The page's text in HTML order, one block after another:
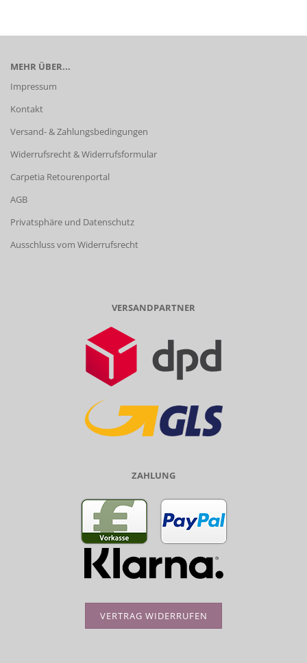
MEHR ÜBER...
Impressum
Kontakt
Versand- & Zahlungsbedingungen
Widerrufsrecht & Widerrufsformular
Carpetia Retourenportal
AGB
Privatsphäre und Datenschutz
Ausschluss vom Widerrufsrecht
VERSANDPARTNER
ZAHLUNG
VERTRAG WIDERRUFEN